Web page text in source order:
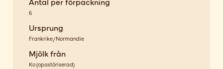
6
Ursprung
Frankrike/Normandie
Mjölk från
Ko(opastöriserad)